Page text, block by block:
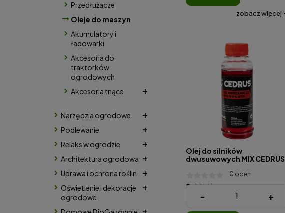
Przedłużacze
Oleje do maszyn
Akumulatory i
ładowarki
Akcesoria do
traktorków
ogrodowych
Akcesoria tnące
Narzędzia ogrodowe
Podlewanie
Relaks w ogrodzie
Architektura ogrodowa
Uprawa i ochrona roślin
Oświetlenie i dekoracje
ogrodowe
zobacz więcej
Olej do silników
dwusuwowych MIX CEDRUS
0 ocen
2,98 zł
- +